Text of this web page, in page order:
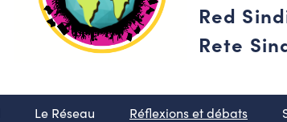
Red
Rete
Le Réseau Réflexions et débats